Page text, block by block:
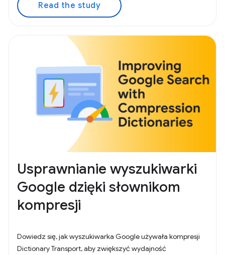
Read the study
Usprawnianie wyszukiwarki
Google dzięki słownikom
kompresji
Dowiedz się, jak wyszukiwarka Google używała kompresji
Dictionary Transport, aby zwiększyć wydajność